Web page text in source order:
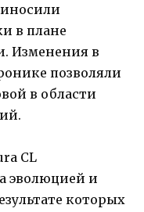
в плане
Изменения в
позволяли
в области
CL
эволюцией и
которых